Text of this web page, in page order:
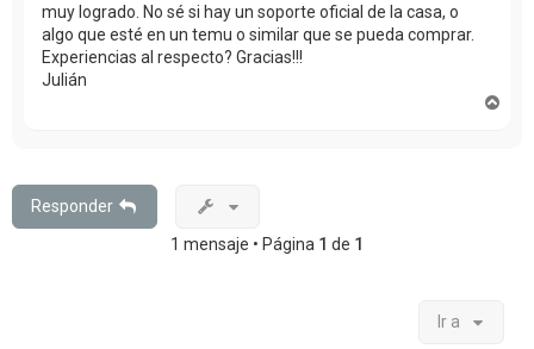
muy logrado. No sé si hay un soporte oficial de la casa, o
algo que esté en un temu o similar que se pueda comprar.
Experiencias al respecto? Gracias!!!
Julián
Responder
1 mensaje • Página 1 de 1
Ir a